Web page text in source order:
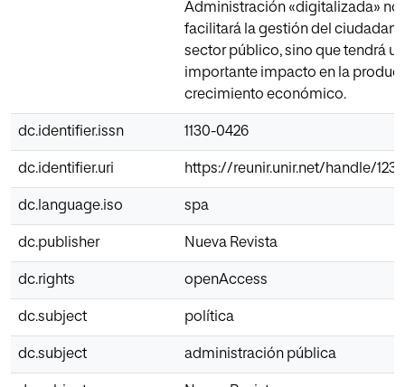
Administración «digitalizada» no
facilitará la gestión del
sector público, sino que tendrá un
importante impacto en la
crecimiento económico.
dc.identifier.issn 1130-0426
dc.identifier.uri https://reunir.unir.net/handle/
dc.language.iso spa
dc.publisher Nueva Revista
dc.rights openAccess
dc.subject política
dc.subject administración pública